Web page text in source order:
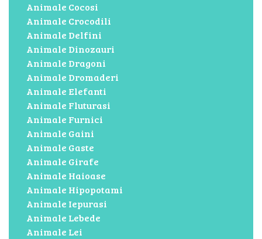
Animale Cocosi
Animale Crocodili
Animale Delfini
Animale Dinozauri
Animale Dragoni
Animale Dromaderi
Animale Elefanti
Animale Fluturasi
Animale Furnici
Animale Gaini
Animale Gaste
Animale Girafe
Animale Haioase
Animale Hipopotami
Animale Iepurasi
Animale Lebede
Animale Lei